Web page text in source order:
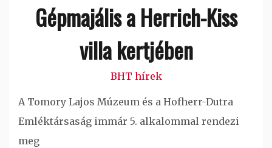
Gépmajális a Herrich-Kiss
villa kertjében
BHT hírek
A Tomory Lajos Múzeum és a Hofherr-Dutra
Emléktársaság immár 5. alkalommal rendezi
meg